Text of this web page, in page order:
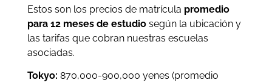
Estos son los precios de matrícula promedio
para 12 meses de estudiosegún la ubicación y
las tarifas que cobran nuestras escuelas
asociadas.
Tokyo: 870,000-900,000 yenes (promedio